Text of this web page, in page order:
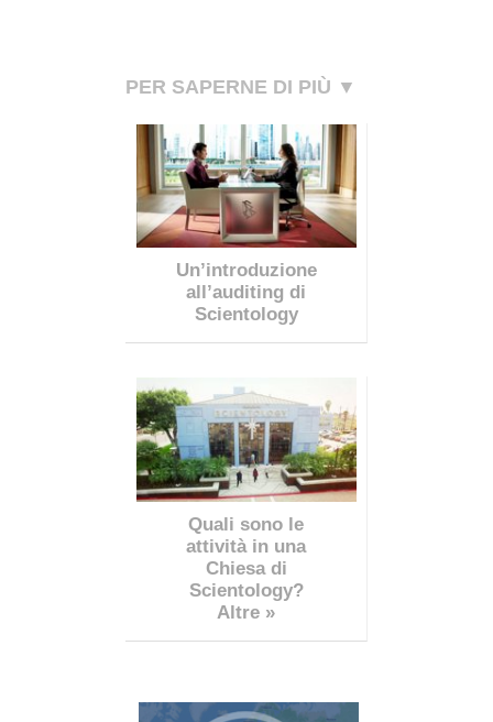
PER SAPERNE DI PIÙ ▼
Un’introduzione
all’auditing di
Scientology
Quali sono le
attività in una
Chiesa di
Scientology?
Altre »